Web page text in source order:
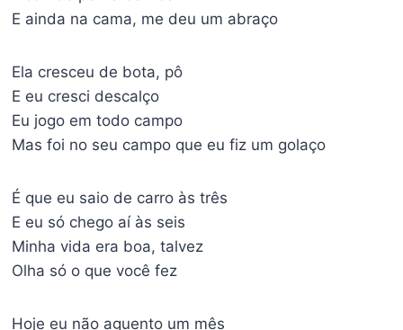
E ainda na cama, me deu um abraço
Ela cresceu de bota, pô
E eu cresci descalço
Eu jogo em todo campo
Mas foi no seu campo que eu fiz um golaço
É que eu saio de carro às três
E eu só chego aí às seis
Minha vida era boa, talvez
Olha só o que você fez
Hoje eu não aguento um mês